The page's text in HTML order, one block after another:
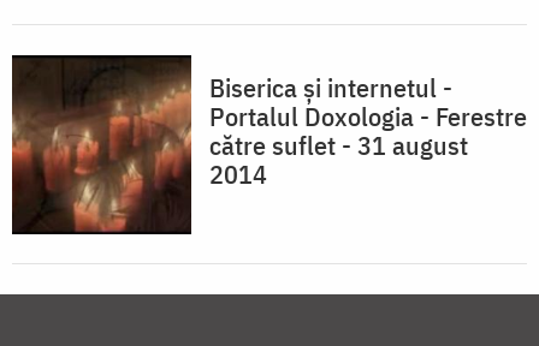
Biserica și internetul -
Portalul Doxologia - Ferestre
către suflet - 31 august
2014